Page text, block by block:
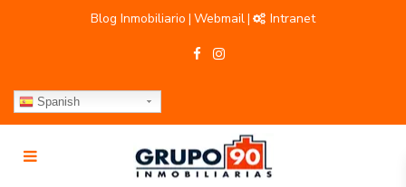
Blog Inmobiliario | Webmail| Intranet
Spanish